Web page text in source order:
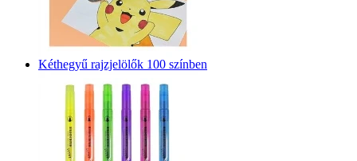
Kéthegyű rajzjelölők 100 színben